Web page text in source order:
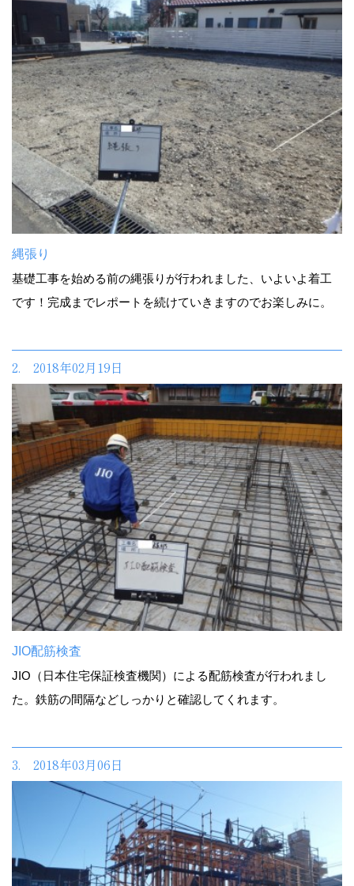
縄張り
基礎工事を始める前の縄張りが行われました、いよいよ着工
です！完成までレポートを続けていきますのでお楽しみに。
2. 2018年02月19日
JIO配筋検査
JIO（日本住宅保証検査機関）による配筋検査が行われまし
た。鉄筋の間隔などしっかりと確認してくれます。
3. 2018年03月06日